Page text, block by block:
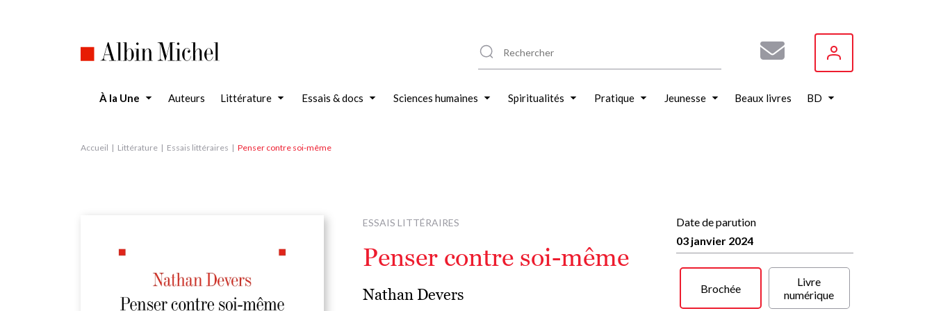
À la Une Auteurs Littérature Essais & docs Sciences humaines Spiritualités Pratique Jeunesse Beaux livres BD
Accueil Littérature Essais littéraires Penser contre soi-même
ESSAIS LITTÉRAIRES
Penser contre soi-même
Nathan Devers
Date de parution
03 janvier 2024
Brochée
Livre
numérique